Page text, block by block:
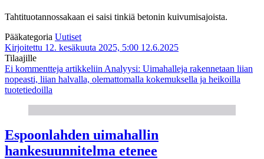
Tahtituotannossakaan ei saisi tinkiä betonin kuivumisajoista.
Pääkategoria Uutiset
Kirjoitettu 12. kesäkuuta 2025, 5:00 12.6.2025
Tilaajille
Ei kommentteja artikkeliin Analyysi: Uimahalleja rakennetaan liian
nopeasti, liian halvalla, olemattomalla kokemuksella ja heikoilla
tuotetiedoilla
Espoonlahden uimahallin
hankesuunnitelma etenee